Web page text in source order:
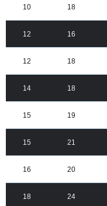
10 18
12 16
12 18
14 18
15 19
15 21
16 20
18 24